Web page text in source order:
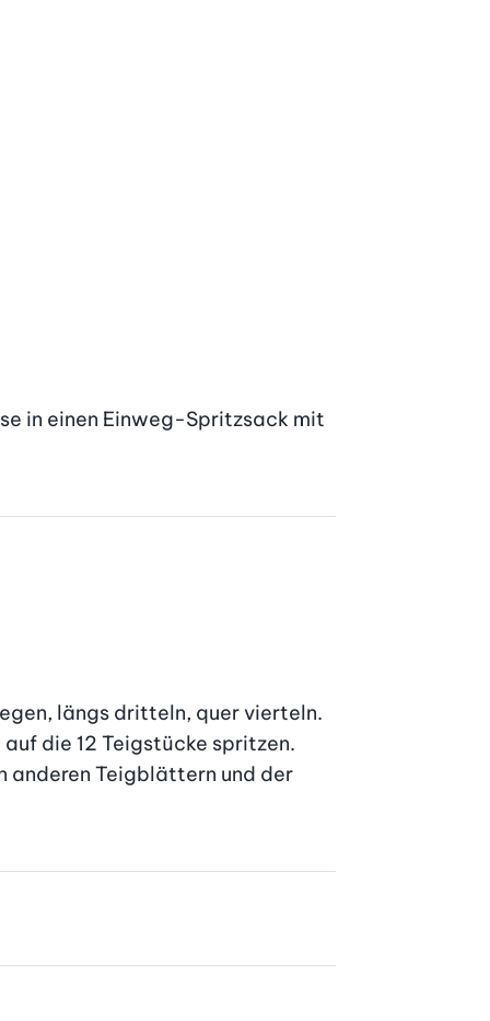
in einen Einweg-Spritzsack mit
längs dritteln, quer vierteln.
die 12 Teigstücke spritzen.
anderen Teigblättern und der